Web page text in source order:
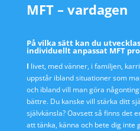
MFT – vardagen
På vilka sätt kan du
individuellt anpassat MFT
I livet, med vänner, i familjen,
uppstår ibland situationer som
och ibland vill man göra
bättre. Du kanske vill stärka ditt
självkänsla? Oavsett så finns det
att tänka, känna och bete dig inte